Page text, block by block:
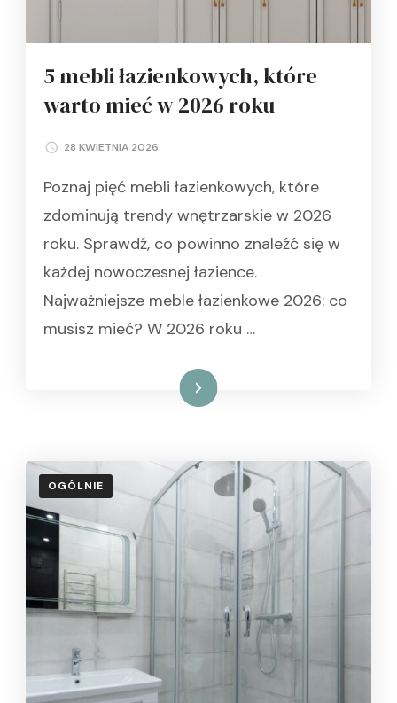
5 mebli łazienkowych, które
warto mieć w 2026 roku
28 KWIETNIA 2026
Poznaj pięć mebli łazienkowych, które
zdominują trendy wnętrzarskie w 2026
roku. Sprawdź, co powinno znaleźć się w
każdej nowoczesnej łazience.
Najważniejsze meble łazienkowe 2026: co
musisz mieć? W 2026 roku …
Czytaj dalej
OGÓLNIE